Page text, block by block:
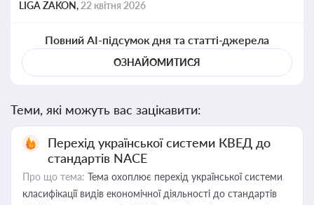
LIGA ZAKON, 22 квітня 2026
Повний AI-підсумок дня та статті-джерела
ОЗНАЙОМИТИСЯ
Теми, які можуть вас зацікавити:
Перехід української системи КВЕД до
стандартів NACE
Про що тема: Тема охоплює перехід української системи
класифікації видів економічної діяльності до стандартів